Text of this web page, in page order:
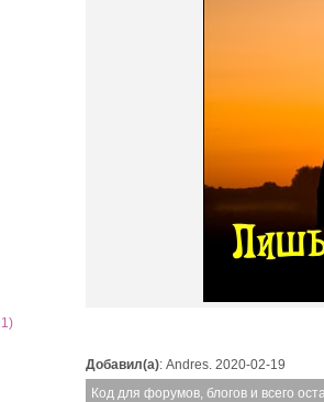
Добавил(а): Andres. 2020-02-19
Код для форумов, блогов и всего